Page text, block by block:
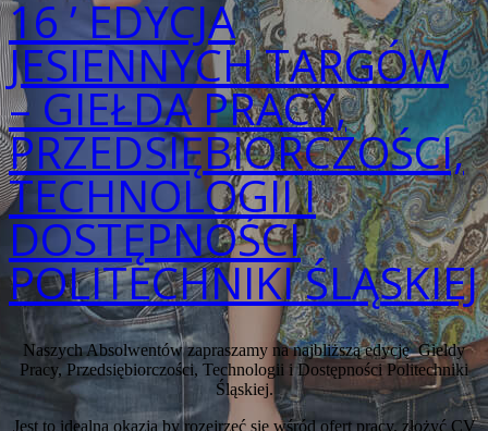
16 ’ EDYCJA
JESIENNYCH TARGÓW
– GIEŁDA PRACY,
PRZEDSIĘBIORCZOŚCI,
TECHNOLOGII I
DOSTĘPNOŚCI
POLITECHNIKI ŚLĄSKIEJ
Naszych Absolwentów zapraszamy na najbliższą edycję Giełdy
Pracy, Przedsiębiorczości, Technologii i Dostępności Politechniki
Śląskiej.
Jest to idealna okazja by rozejrzeć się wśród ofert pracy, złożyć CV